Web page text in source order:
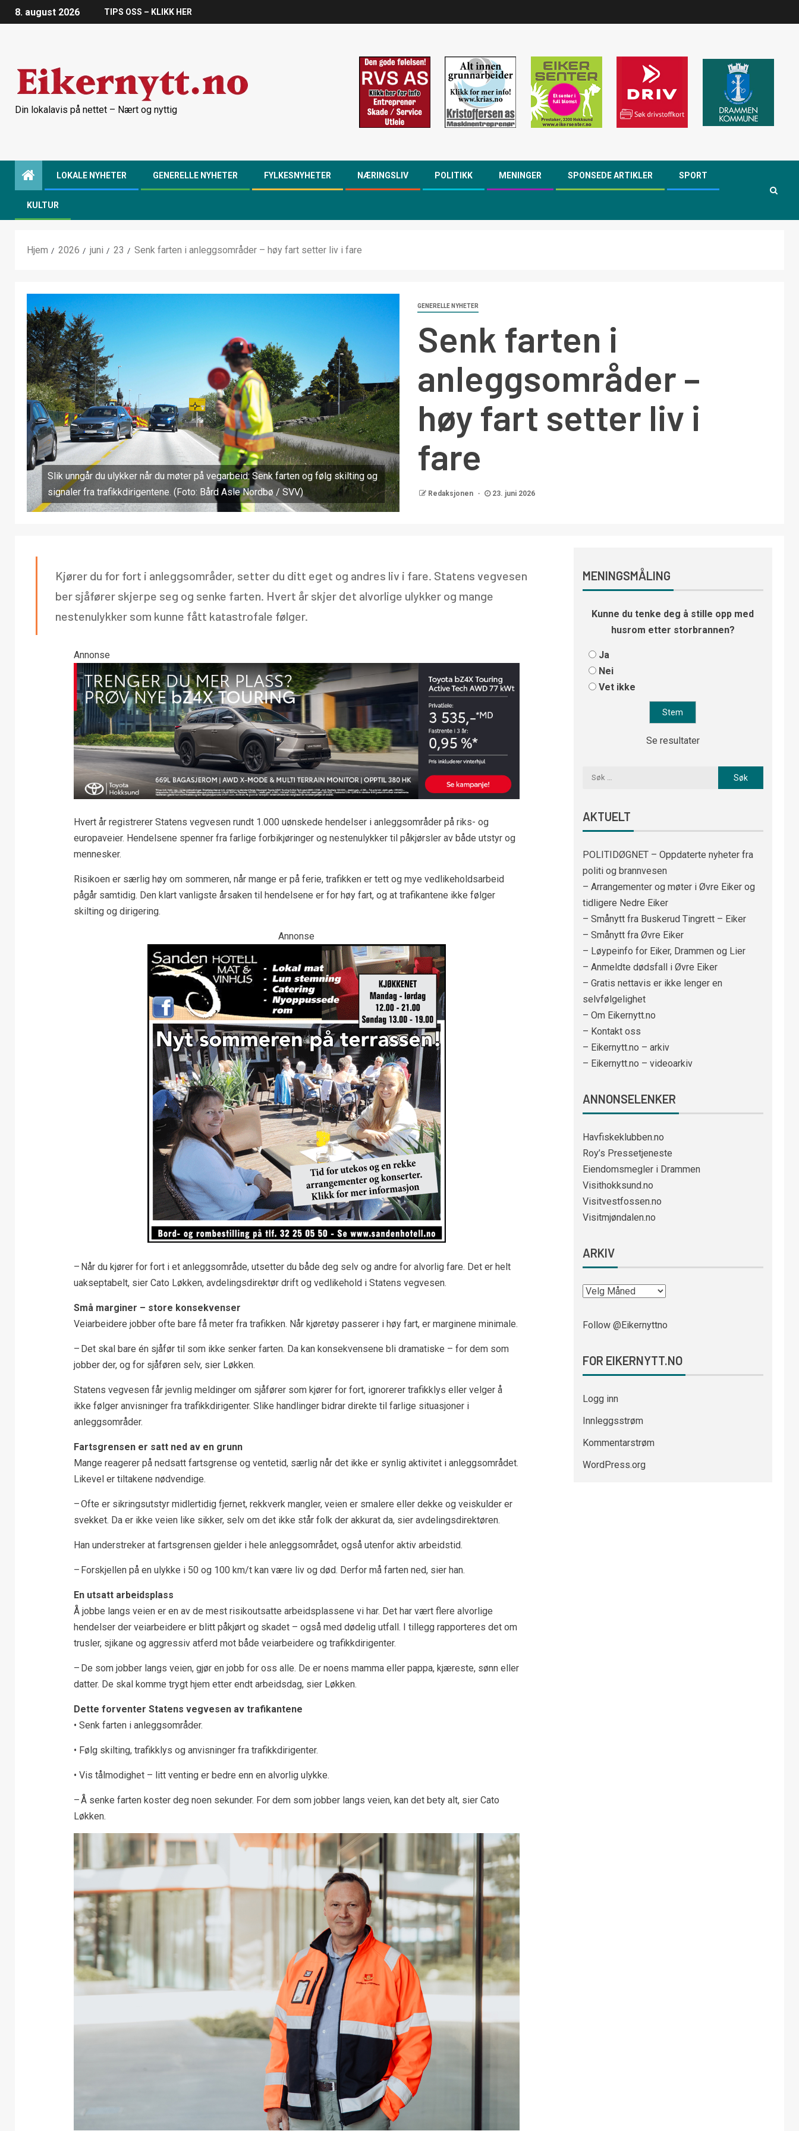
8. august 2026 TIPS OSS – KLIKK HER
Din lokalavis på nettet – Nært og nyttig
LOKALE NYHETER GENERELLE NYHETER FYLKESNYHETER NÆRINGSLIV POLITIKK MENINGER SPONSEDE ARTIKLER SPORT
KULTUR
Hjem 2026 juni 23 Senk farten i anleggsområder – høy fart setter liv i fare
Slik unngår du ulykker når du møter på vegarbeid: Senk farten og følg skilting og
signaler fra trafikkdirigentene. (Foto: Bård Asle Nordbø / SVV)
GENERELLE NYHETER
Senk farten i
anleggsområder –
høy fart setter liv i
fare
Redaksjonen 23. juni 2026
Kjører du for fort i anleggsområder, setter du ditt eget og andres liv i fare. Statens vegvesen
ber sjåfører skjerpe seg og senke farten. Hvert år skjer det alvorlige ulykker og mange
nestenulykker som kunne fått katastrofale følger.
Annonse
Hvert år registrerer Statens vegvesen rundt 1.000 uønskede hendelser i anleggsområder på riks- og
europaveier. Hendelsene spenner fra farlige forbikjøringer og nestenulykker til påkjørsler av både utstyr og
mennesker.
Risikoen er særlig høy om sommeren, når mange er på ferie, trafikken er tett og mye vedlikeholdsarbeid
pågår samtidig. Den klart vanligste årsaken til hendelsene er for høy fart, og at trafikantene ikke følger
skilting og dirigering.
Annonse
– Når du kjører for fort i et anleggsområde, utsetter du både deg selv og andre for alvorlig fare. Det er helt
uakseptabelt, sier Cato Løkken, avdelingsdirektør drift og vedlikehold i Statens vegvesen.
Små marginer – store konsekvenser
Veiarbeidere jobber ofte bare få meter fra trafikken. Når kjøretøy passerer i høy fart, er marginene minimale.
– Det skal bare én sjåfør til som ikke senker farten. Da kan konsekvensene bli dramatiske – for dem som
jobber der, og for sjåføren selv, sier Løkken.
Statens vegvesen får jevnlig meldinger om sjåfører som kjører for fort, ignorerer trafikklys eller velger å
ikke følger anvisninger fra trafikkdirigenter. Slike handlinger bidrar direkte til farlige situasjoner i
anleggsområder.
Fartsgrensen er satt ned av en grunn
Mange reagerer på nedsatt fartsgrense og ventetid, særlig når det ikke er synlig aktivitet i anleggsområdet.
Likevel er tiltakene nødvendige.
– Ofte er sikringsutstyr midlertidig fjernet, rekkverk mangler, veien er smalere eller dekke og veiskulder er
svekket. Da er ikke veien like sikker, selv om det ikke står folk der akkurat da, sier avdelingsdirektøren.
Han understreker at fartsgrensen gjelder i hele anleggsområdet, også utenfor aktiv arbeidstid.
– Forskjellen på en ulykke i 50 og 100 km/t kan være liv og død. Derfor må farten ned, sier han.
En utsatt arbeidsplass
Å jobbe langs veien er en av de mest risikoutsatte arbeidsplassene vi har. Det har vært flere alvorlige
hendelser der veiarbeidere er blitt påkjørt og skadet – også med dødelig utfall. I tillegg rapporteres det om
trusler, sjikane og aggressiv atferd mot både veiarbeidere og trafikkdirigenter.
– De som jobber langs veien, gjør en jobb for oss alle. De er noens mamma eller pappa, kjæreste, sønn eller
datter. De skal komme trygt hjem etter endt arbeidsdag, sier Løkken.
Dette forventer Statens vegvesen av trafikantene
• Senk farten i anleggsområder.
• Følg skilting, trafikklys og anvisninger fra trafikkdirigenter.
• Vis tålmodighet – litt venting er bedre enn en alvorlig ulykke.
– Å senke farten koster deg noen sekunder. For dem som jobber langs veien, kan det bety alt, sier Cato
Løkken.
MENINGSMÅLING
Kunne du tenke deg å stille opp med
husrom etter storbrannen?
Ja
Nei
Vet ikke
Se resultater
AKTUELT
POLITIDØGNET – Oppdaterte nyheter fra
politi og brannvesen
– Arrangementer og møter i Øvre Eiker og
tidligere Nedre Eiker
– Smånytt fra Buskerud Tingrett – Eiker
– Smånytt fra Øvre Eiker
– Løypeinfo for Eiker, Drammen og Lier
– Anmeldte dødsfall i Øvre Eiker
– Gratis nettavis er ikke lenger en
selvfølgelighet
– Om Eikernytt.no
– Kontakt oss
– Eikernytt.no – arkiv
– Eikernytt.no – videoarkiv
ANNONSELENKER
Havfiskeklubben.no
Roy’s Pressetjeneste
Eiendomsmegler i Drammen
Visithokksund.no
Visitvestfossen.no
Visitmjøndalen.no
ARKIV
Follow @Eikernyttno
FOR EIKERNYTT.NO
Logg inn
Innleggsstrøm
Kommentarstrøm
WordPress.org